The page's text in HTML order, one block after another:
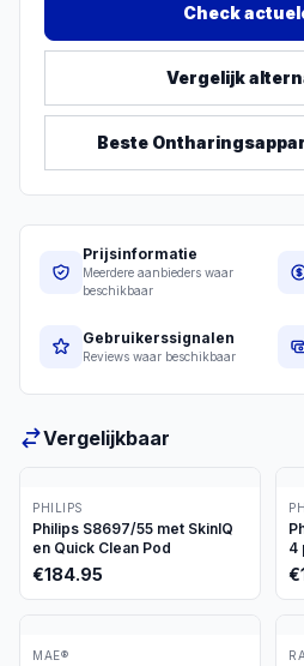
Check
Vergelijk
Beste
Prijsinformatie
Meerdere aanbieders waar
beschikbaar
Gebruikerssignalen
Reviews waar beschikbaar
Vergelijkbaar
PHILIPS
Philips S8697/55 met SkinIQ
en Quick Clean Pod
€184.95
4
€
MAE®